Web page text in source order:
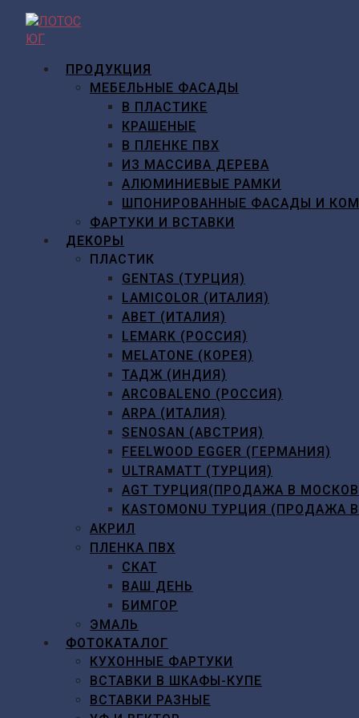
Перейти
содержимому
ПРОДУКЦИЯ
МЕБЕЛЬНЫЕ ФАСАДЫ
В ПЛАСТИКЕ
КРАШЕНЫЕ
В ПЛЕНКЕ ПВХ
ИЗ МАССИВА ДЕРЕВА
АЛЮМИНИЕВЫЕ РАМКИ
ШПОНИРОВАННЫЕ ФАСАДЫ И
ФАРТУКИ И ВСТАВКИ
ДЕКОРЫ
ПЛАСТИК
GENTAS (ТУРЦИЯ)
LAMICOLOR (ИТАЛИЯ)
ABET (ИТАЛИЯ)
LEMARK (РОССИЯ)
MELATONE (КОРЕЯ)
ТАДЖ (ИНДИЯ)
ARCOBALENO (РОССИЯ)
ARPA (ИТАЛИЯ)
SENOSAN (АВСТРИЯ)
FEELWOOD EGGER (ГЕРМАНИЯ)
ULTRAMATT (ТУРЦИЯ)
AGT ТУРЦИЯ(ПРОДАЖА В
KASTOMONU ТУРЦИЯ
АКРИЛ
ПЛЕНКА ПВХ
СКАТ
ВАШ ДЕНЬ
БИМГОР
ЭМАЛЬ
ФОТОКАТАЛОГ
КУХОННЫЕ ФАРТУКИ
ВСТАВКИ В ШКАФЫ-КУПЕ
ВСТАВКИ РАЗНЫЕ